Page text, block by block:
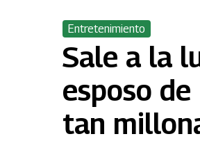
Entretenimiento
Sale a la
esposo
tan